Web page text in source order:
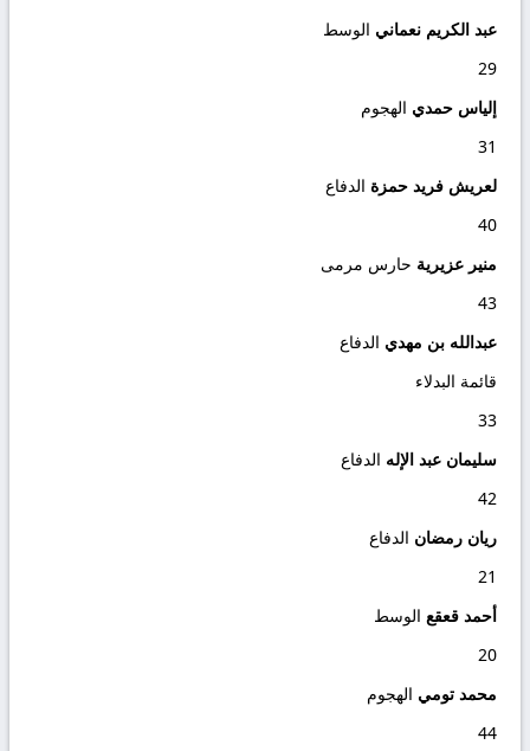
عبد الكريم نعماني الوسط
29
إلياس حمدي الهجوم
31
لعريش فريد حمزة الدفاع
40
منير عزيرية حارس مرمى
43
عبدالله بن مهدي الدفاع
قائمة البدلاء
33
سليمان عبد الإله الدفاع
42
ريان رمضان الدفاع
21
أحمد قعقع الوسط
20
محمد تومي الهجوم
44